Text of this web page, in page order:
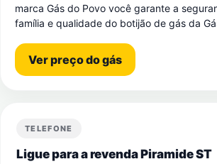
marca Gás do Povo você garante a
família e qualidade do botijão de gás da
Ver preço do gás
TELEFONE
Ligue para a revenda Piramide ST